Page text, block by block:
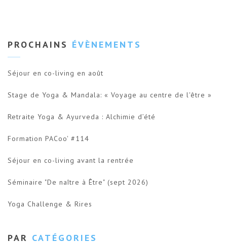
PROCHAINS ÉVÈNEMENTS
Séjour en co-living en août
Stage de Yoga & Mandala: « Voyage au centre de l'être »
Retraite Yoga & Ayurveda : Alchimie d’été
Formation PACoo' #114
Séjour en co-living avant la rentrée
Séminaire "De naître à Être" (sept 2026)
Yoga Challenge & Rires
PAR CATÉGORIES